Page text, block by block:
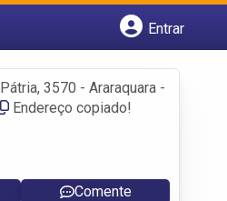
Entrar
3570 - Araraquara -
Endereço copiado!
Comente